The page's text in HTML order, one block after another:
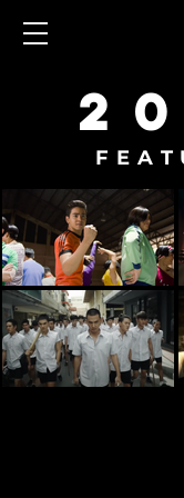
2 0
F E A T